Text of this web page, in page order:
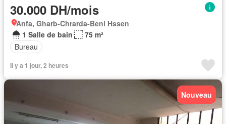
30.000 DH/mois
Anfa, Gharb-Chrarda-Beni Hssen
1 Salle de bain
75 m²
Bureau
Il y a 1 jour, 2 heures
Nouveau